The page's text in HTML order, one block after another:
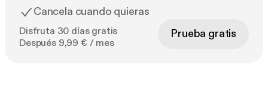
Cancela cuando quieras
Disfruta 30 días gratis
Después 9,99 € / mes
Prueba gratis